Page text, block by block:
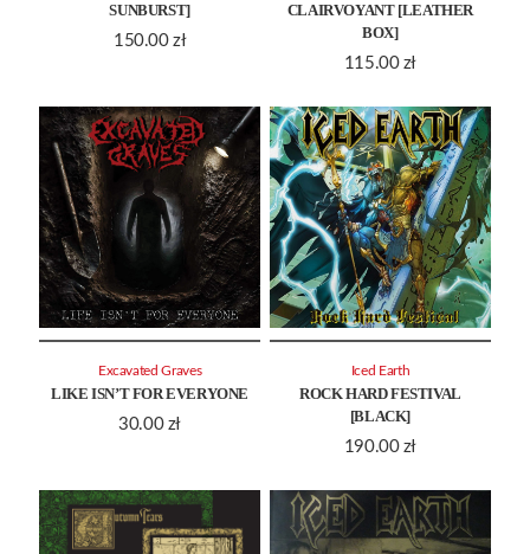
SUNBURST]
150.00 zł
CLAIRVOYANT [LEATHER
BOX]
115.00 zł
LIKE ISN’T FOR EVERYONE
30.00 zł
Excavated Graves
ROCK HARD FESTIVAL
[BLACK]
190.00 zł
Iced Earth